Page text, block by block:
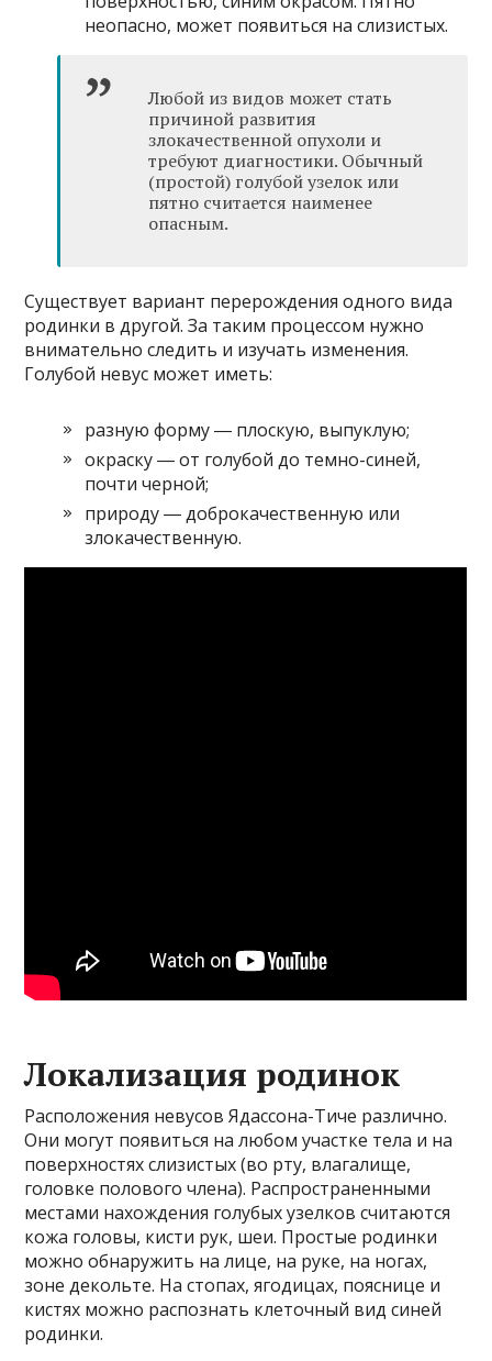
неопасно, может появиться на слизистых.
Любой из видов может стать
причиной развития
злокачественной опухоли и
требуют диагностики. Обычный
(простой) голубой узелок или
пятно считается наименее
опасным.
Существует вариант перерождения одного вида
родинки в другой. За таким процессом нужно
внимательно следить и изучать изменения.
Голубой невус может иметь:
разную форму ― плоскую, выпуклую;
окраску ― от голубой до темно-синей,
почти черной;
природу ― доброкачественную или
злокачественную.
Локализация родинок
Расположения невусов Ядассона-Тиче различно.
Они могут появиться на любом участке тела и на
поверхностях слизистых (во рту, влагалище,
головке полового члена). Распространенными
местами нахождения голубых узелков считаются
кожа головы, кисти рук, шеи. Простые родинки
можно обнаружить на лице, на руке, на ногах,
зоне декольте. На стопах, ягодицах, пояснице и
кистях можно распознать клеточный вид синей
родинки.